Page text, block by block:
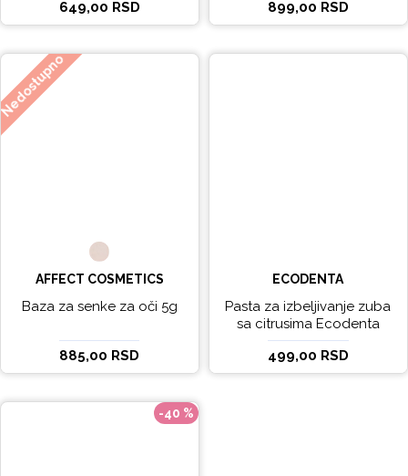
649,00 RSD
899,00 RSD
AFFECT COSMETICS
Baza za senke za oči 5g
885,00 RSD
ECODENTA
Pasta za izbeljivanje zuba
sa citrusima Ecodenta
EXPERT LINE EXCEPTIONAL
WHITENING 100ml
499,00 RSD
-40 %